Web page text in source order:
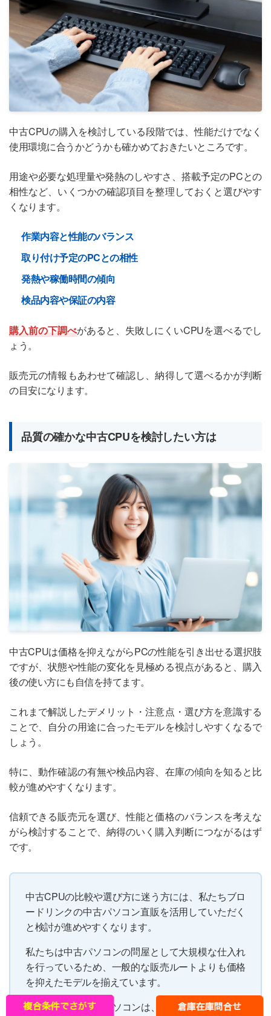
中古CPUの購入を検討している段階では、性能だけでなく
使用環境に合うかどうかも確かめておきたいところです。
用途や必要な処理量や発熱のしやすさ、搭載予定のPCとの
相性など、いくつかの確認項目を整理しておくと選びやす
くなります。
作業内容と性能のバランス
取り付け予定のPCとの相性
発熱や稼働時間の傾向
検品内容や保証の内容
購入前の下調べがあると、失敗しにくいCPUを選べるでし
ょう。
販売元の情報もあわせて確認し、納得して選べるかが判断
の目安になります。
品質の確かな中古CPUを検討したい方は
中古CPUは価格を抑えながらPCの性能を引き出せる選択肢
ですが、状態や性能の変化を見極める視点があると、購入
後の使い方にも自信を持てます。
これまで解説したデメリット・注意点・選び方を意識する
ことで、自分の用途に合ったモデルを検討しやすくなるで
しょう。
特に、動作確認の有無や検品内容、在庫の傾向を知ると比
較が進めやすくなります。
信頼できる販売元を選び、性能と価格のバランスを考えな
がら検討することで、納得のいく購入判断につながるはず
です。
中古CPUの比較や選び方に迷う方には、私たちブロ
ードリンクの中古パソコン直販を活用していただく
と検討が進めやすくなります。
私たちは中古パソコンの問屋として大規模な仕入れ
を行っているため、一般的な販売ルートよりも価格
を抑えたモデルを揃えています。
入荷したCPU搭載パソコンは、一台ずつ動作確認と